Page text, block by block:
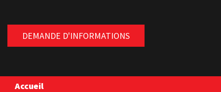
DEMANDE D'INFORMATIONS
Accueil